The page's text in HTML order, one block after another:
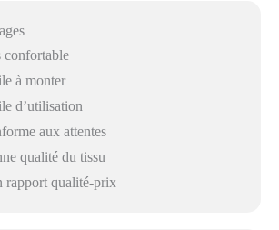
confortable
à monter
d’utilisation
aux attentes
qualité du tissu
rapport qualité-prix